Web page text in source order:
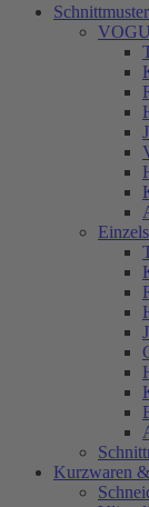
Schnittmuster
Kurzwaren